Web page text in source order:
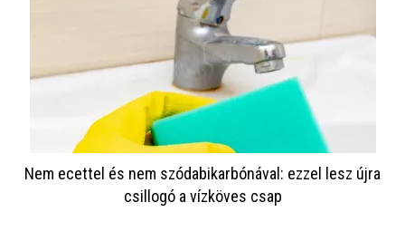
Nem ecettel és nem szódabikarbónával: ezzel lesz újra
csillogó a vízköves csap